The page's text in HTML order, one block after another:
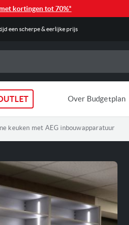
kortingen tot 70%*
een scherpe & eerlijke prijs
Over Budgetplan
keuken met AEG inbouwapparatuur